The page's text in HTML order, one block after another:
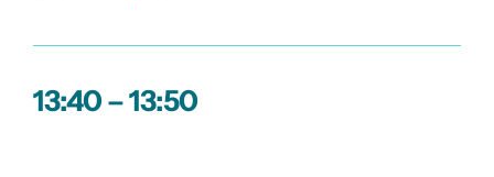
13:40 – 13:50